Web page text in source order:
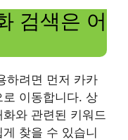
검색은 어
하려면 먼저 카카
이동합니다. 상
와 관련된 키워드
찾을 수 있습니